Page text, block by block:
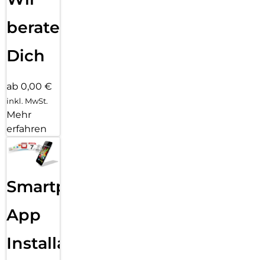
beraten
Dich
ab 0,00 €
inkl. MwSt.
Mehr
erfahren
Smartphone
App
Installation